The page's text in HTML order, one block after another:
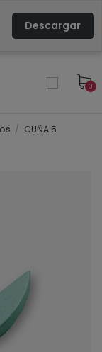
Descargar
0
CUÑA 5